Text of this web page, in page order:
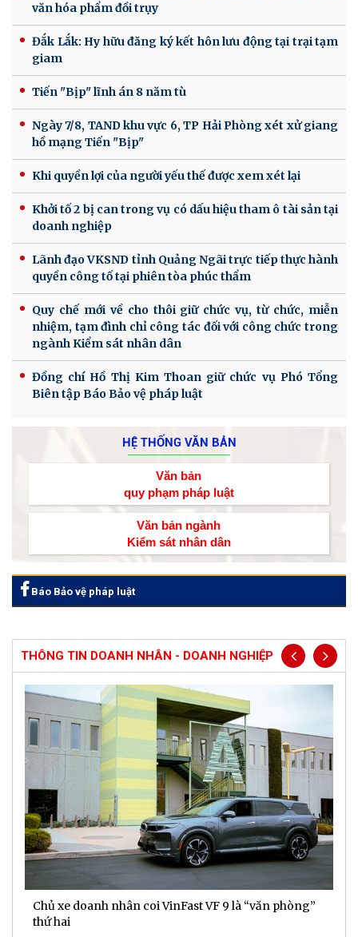
văn hóa phẩm đồi trụy
Đắk Lắk: Hy hữu đăng ký kết hôn lưu động tại trại tạm
giam
Tiến "Bịp" lĩnh án 8 năm tù
Ngày 7/8, TAND khu vực 6, TP Hải Phòng xét xử giang
hồ mạng Tiến "Bịp"
Khi quyền lợi của người yếu thế được xem xét lại
Khởi tố 2 bị can trong vụ có dấu hiệu tham ô tài sản tại
doanh nghiệp
Lãnh đạo VKSND tỉnh Quảng Ngãi trực tiếp thực hành
quyền công tố tại phiên tòa phúc thẩm
Quy chế mới về cho thôi giữ chức vụ, từ chức, miễn
nhiệm, tạm đình chỉ công tác đối với công chức trong
ngành Kiểm sát nhân dân
Đồng chí Hồ Thị Kim Thoan giữ chức vụ Phó Tổng
Biên tập Báo Bảo vệ pháp luật
HỆ THỐNG VĂN BẢN
Văn bản
quy phạm pháp luật
Văn bản ngành
Kiểm sát nhân dân
Báo Bảo vệ pháp luật
THÔNG TIN DOANH NHÂN - DOANH NGHIỆP
Chủ xe doanh nhân coi VinFast VF 9 là “văn phòng”
thứ hai